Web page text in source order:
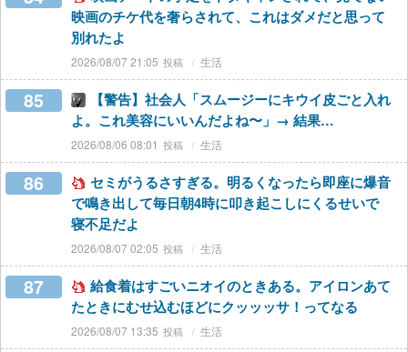
映画のチケ代を奢らされて、これはダメだと思って
別れたよ
2026/08/07 21:05 生活
85
【警告】社会人「スムージーにキウイ皮ごと入れ
よ。これ美容にいいんだよね〜」→ 結果…
2026/08/06 08:01 生活
86
セミがうるさすぎる。明るくなったら即座に爆音
で鳴き出して毎日朝4時に叩き起こしにくるせいで
寝不足だよ
2026/08/07 02:05 生活
87
給食着はすごいニオイのときある。アイロンあて
たときにむせ込むほどにクッッッサ！ってなる
2026/08/07 13:35 生活